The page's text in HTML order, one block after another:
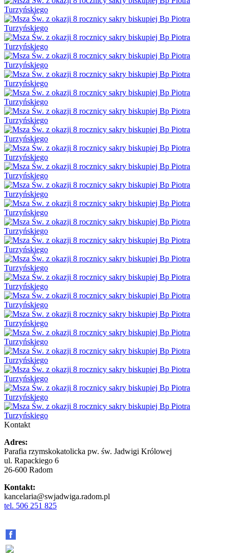
Kontakt
Adres:
Parafia rzymskokatolicka pw. św. Jadwigi Królowej
ul. Rapackiego 6
26-600 Radom
Kontakt:
kancelaria@swjadwiga.radom.pl
tel. 506 251 825